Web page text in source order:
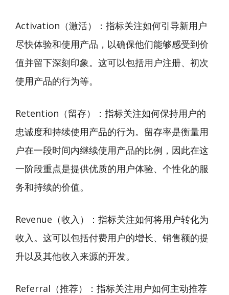
Activation（激活）：指标关注如何引导新用户
尽快体验和使用产品，以确保他们能够感受到价
值并留下深刻印象。这可以包括用户注册、初次
使用产品的行为等。
Retention（留存）：指标关注如何保持用户的
忠诚度和持续使用产品的行为。留存率是衡量用
户在一段时间内继续使用产品的比例，因此在这
一阶段重点是提供优质的用户体验、个性化的服
务和持续的价值。
Revenue（收入）：指标关注如何将用户转化为
收入。这可以包括付费用户的增长、销售额的提
升以及其他收入来源的开发。
Referral（推荐）：指标关注用户如何主动推荐